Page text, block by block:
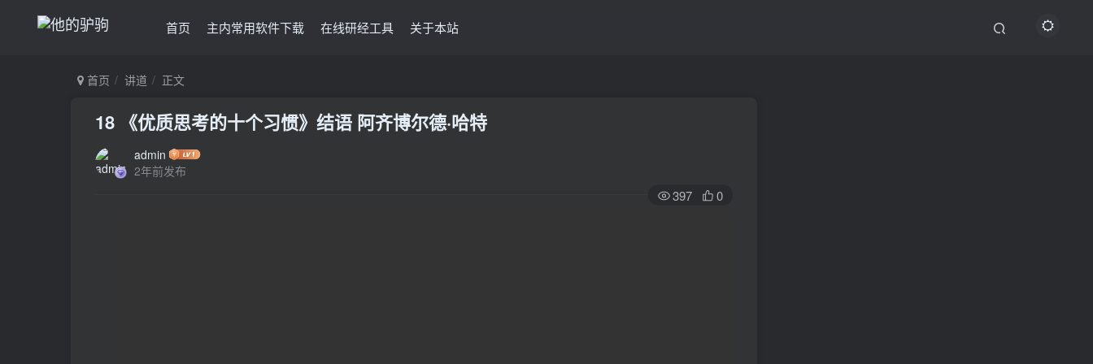
首页 主内常用软件下载 在线研经工具 关于本站
首页 讲道 正文
18 《优质思考的十个习惯》结语 阿齐博尔德·哈特
admin
2年前发布
397 0